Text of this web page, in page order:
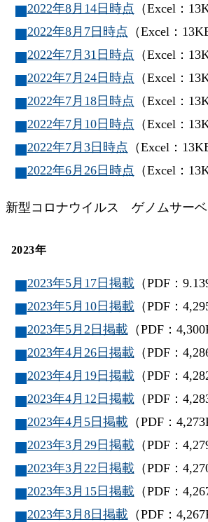
2022年8月14日時点 （Excel：
2022年8月7日時点 （Excel：
2022年7月31日時点 （Excel：
2022年7月24日時点 （Excel：
2022年7月18日時点 （Excel：
2022年7月10日時点 （Excel：
2022年7月3日時点 （Excel：
2022年6月26日時点 （Excel：
新型コロナウイルス ゲノムサーベ
2023年
2023年5月17日掲載 （PDF：
2023年5月10日掲載 （PDF：
2023年5月2日掲載 （PDF：
2023年4月26日掲載 （PDF：
2023年4月19日掲載 （PDF：
2023年4月12日掲載 （PDF：
2023年4月5日掲載 （PDF：
2023年3月29日掲載 （PDF：
2023年3月22日掲載 （PDF：
2023年3月15日掲載 （PDF：
2023年3月8日掲載 （PDF：